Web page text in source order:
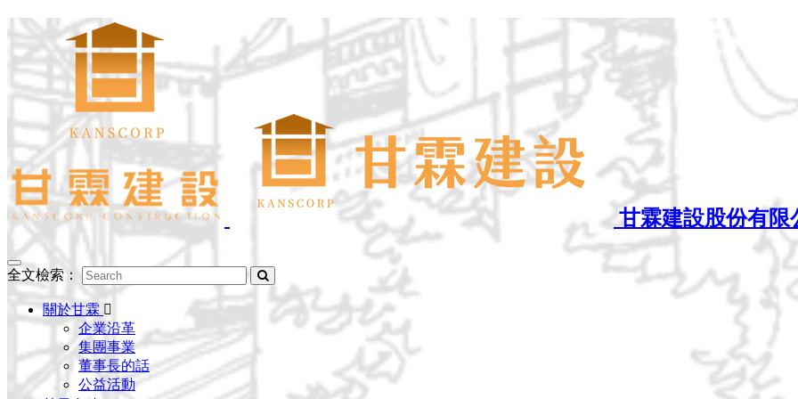
甘霖建設股份有限
Toggle
navigation
全文檢索：
關於甘霖
企業沿革
集團事業
董事長的話
公益活動